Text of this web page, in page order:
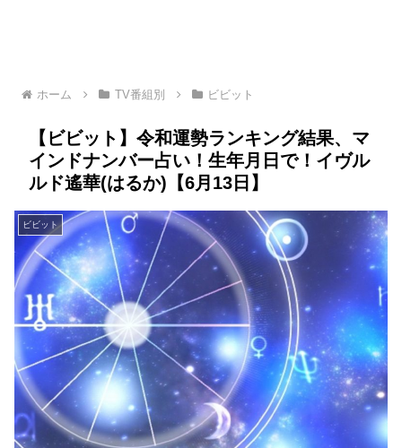
ホーム TV番組別 ビビット
【ビビット】令和運勢ランキング結果、マ
インドナンバー占い！生年月日で！イヴル
ルド遙華(はるか)【6月13日】
ビビット